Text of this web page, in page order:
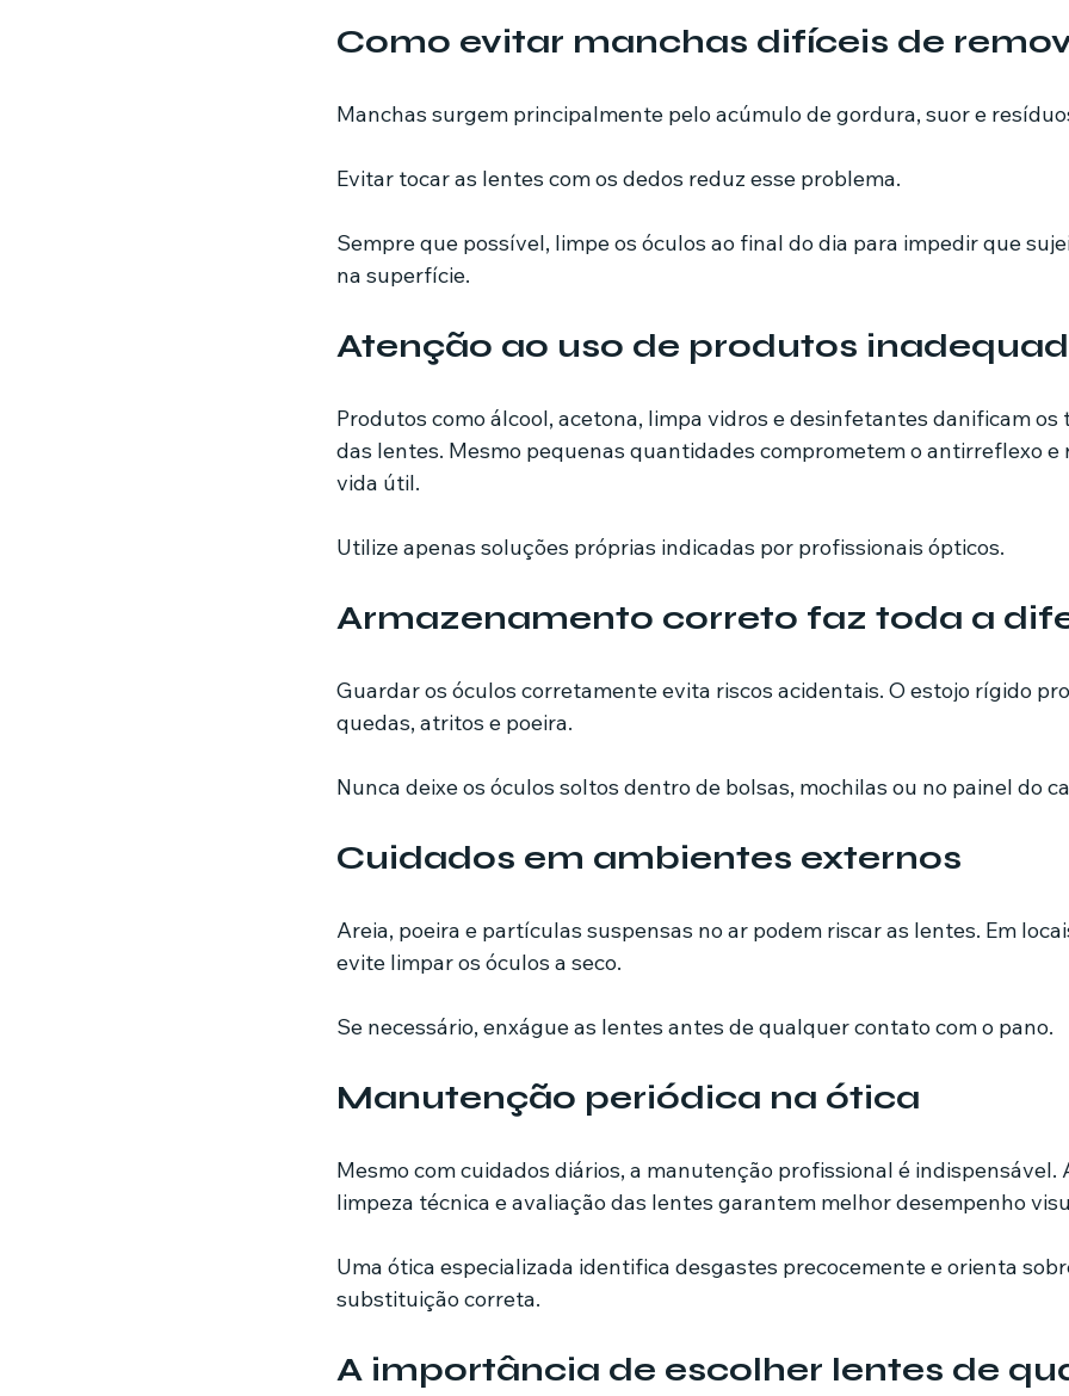
Como evitar manchas difíceis de
Manchas surgem principalmente pelo acúmulo de gordura, suor e
Evitar tocar as lentes com os dedos reduz esse problema.
Sempre que possível, limpe os óculos ao final do dia para impedir que
na superfície.
Atenção ao uso de produtos
Produtos como álcool, acetona, limpa vidros e desinfetantes danificam
das lentes. Mesmo pequenas quantidades comprometem o antirreflexo e
vida útil.
Utilize apenas soluções próprias indicadas por profissionais ópticos.
Armazenamento correto faz toda a
Guardar os óculos corretamente evita riscos acidentais. O estojo rígido
quedas, atritos e poeira.
Nunca deixe os óculos soltos dentro de bolsas, mochilas ou no painel do
Cuidados em ambientes externos
Areia, poeira e partículas suspensas no ar podem riscar as lentes. Em
evite limpar os óculos a seco.
Se necessário, enxágue as lentes antes de qualquer contato com o pano.
Manutenção periódica na ótica
Mesmo com cuidados diários, a manutenção profissional é indispensável.
limpeza técnica e avaliação das lentes garantem melhor desempenho
Uma ótica especializada identifica desgastes precocemente e orienta
substituição correta.
A importância de escolher lentes de